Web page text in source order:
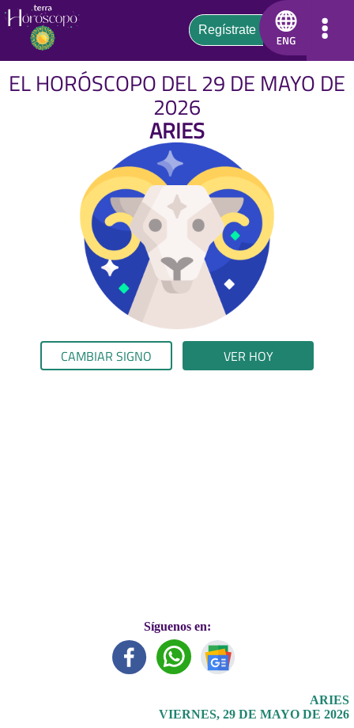
EL HORÓSCOPO DEL 29 DE MAYO DE
2026
ARIES
CAMBIAR SIGNO VER HOY
Síguenos en:
ARIES
VIERNES, 29 DE MAYO DE 2026